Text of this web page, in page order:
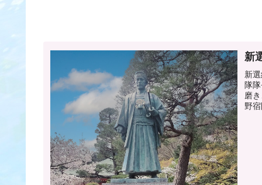
新
新
隊
磨
野